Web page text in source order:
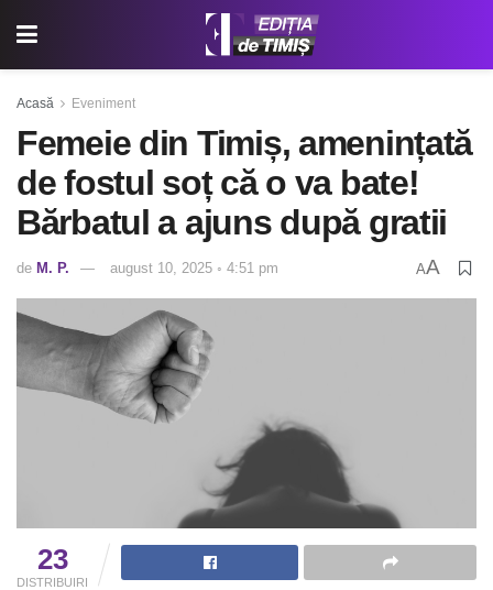
Acasă Eveniment
Femeie din Timiș, amenințată
de fostul soț că o va bate!
Bărbatul a ajuns după gratii
de M. P. august 10, 2025 ◦ 4:51 pm AA
23
DISTRIBUIRI